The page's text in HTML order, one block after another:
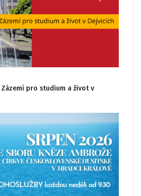
Zázemí pro studium a život v